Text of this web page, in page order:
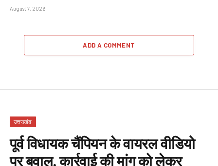
August 7, 2026
ADD A COMMENT
उत्तराखंड
पूर्व विधायक चैंपियन के वायरल वीडियो
पर बवाल, कार्रवाई की मांग को लेकर